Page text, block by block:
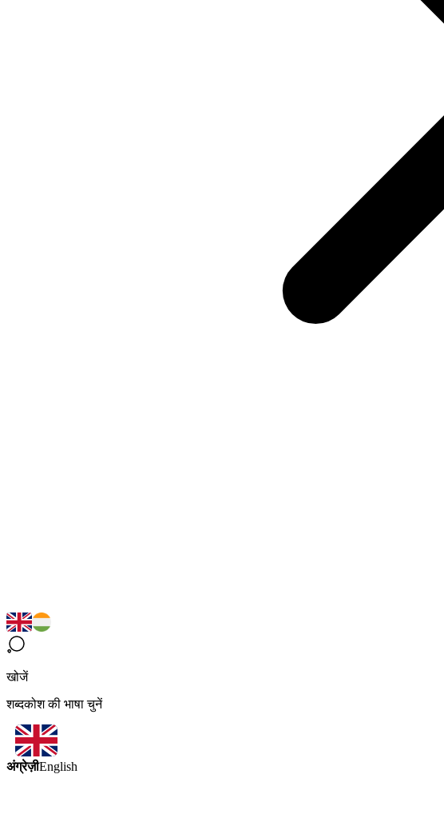
खोजें
शब्दकोश की भाषा चुनें
अंग्रेज़ीEnglish